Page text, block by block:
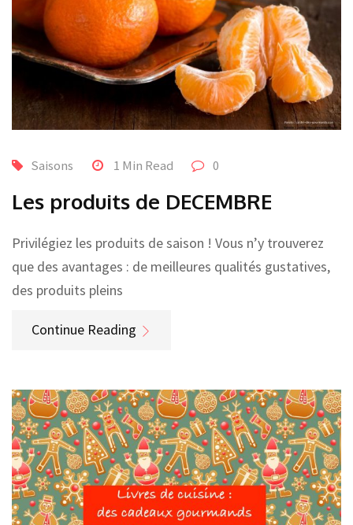
Saisons 1 Min Read 0
Les produits de DECEMBRE
Privilégiez les produits de saison ! Vous n’y trouverez
que des avantages : de meilleures qualités gustatives,
des produits pleins
Continue Reading